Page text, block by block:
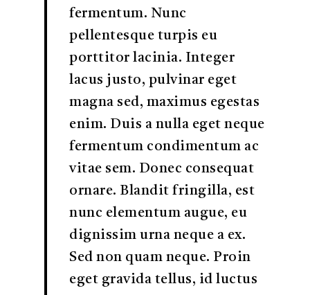
fermentum. Nunc
pellentesque turpis eu
porttitor lacinia. Integer
lacus justo, pulvinar eget
magna sed, maximus egestas
enim. Duis a nulla eget neque
fermentum condimentum ac
vitae sem. Donec consequat
ornare. Blandit fringilla, est
nunc elementum augue, eu
dignissim urna neque a ex.
Sed non quam neque. Proin
eget gravida tellus, id luctus